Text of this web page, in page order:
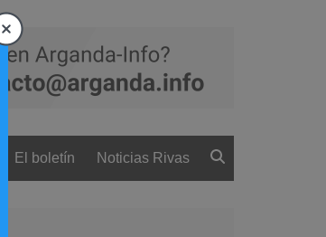
El boletín Noticias Rivas